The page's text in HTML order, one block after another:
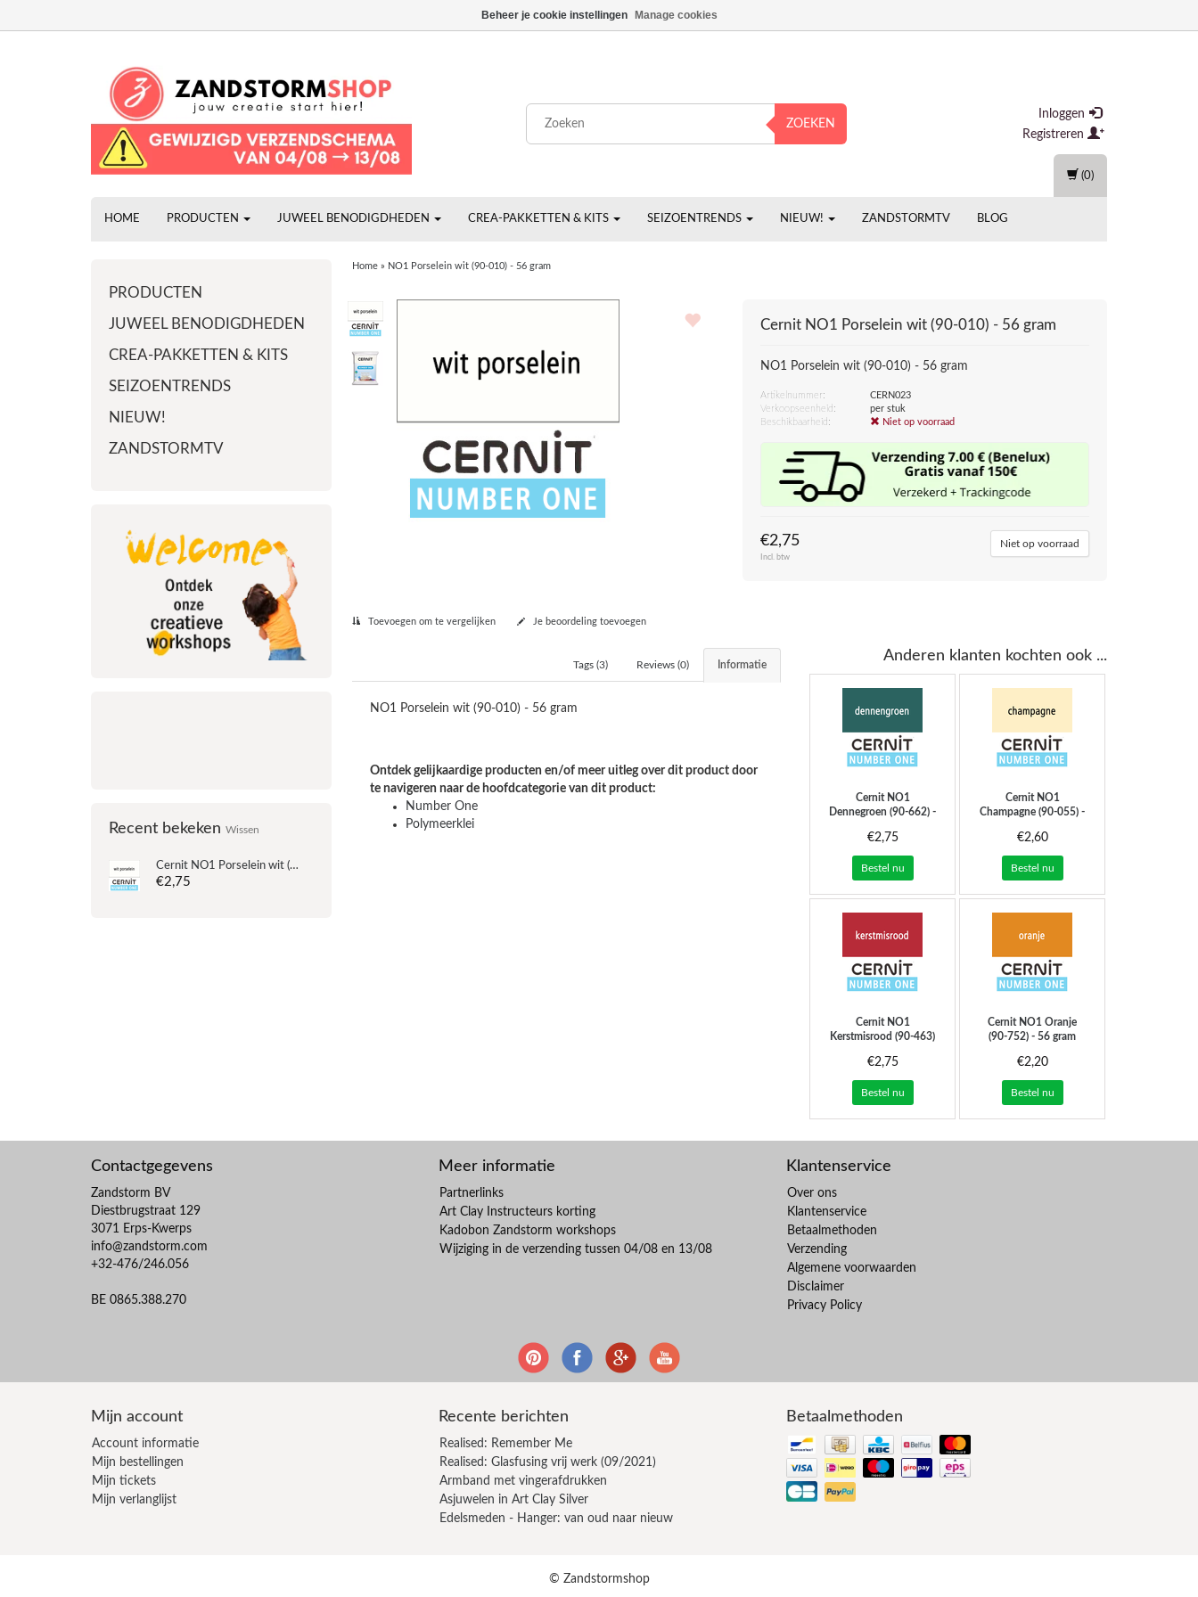
ZOEKEN
Inloggen
Registreren
HOME PRODUCTEN JUWEEL BENODIGDHEDEN CREA-PAKKETTEN & KITS SEIZOENTRENDS NIEUW! ZANDSTORMTV BLOG
(0)
PRODUCTEN
JUWEEL BENODIGDHEDEN
CREA-PAKKETTEN & KITS
SEIZOENTRENDS
NIEUW!
ZANDSTORMTV
Recent bekeken Wissen
Cernit NO1 Porselein wit (90-010) - 56 gram
€2,75
Home» NO1 Porselein wit (90-010) - 56 gram
Cernit NO1 Porselein wit (90-010) - 56 gram
NO1 Porselein wit (90-010) - 56 gram
Artikelnummer:
CERN023
Verkoopseenheid:
per stuk
Beschikbaarheid:
Niet op voorraad
€2,75
Incl. btw
Niet op voorraad
Toevoegen om te vergelijken Je beoordeling toevoegen
Informatie
Reviews (0)
Tags (3)
NO1 Porselein wit (90-010) - 56 gram
Ontdek gelijkaardige producten en/of meer uitleg over dit product door
te navigeren naar de hoofdcategorie van dit product:
Number One
Polymeerklei
Anderen klanten kochten ook ...
CernitNO1
Dennegroen (90-662) -
€2,75
Bestel nu
CernitNO1
Champagne (90-055) -
€2,60
Bestel nu
CernitNO1
Kerstmisrood (90-463)
€2,75
Bestel nu
CernitNO1 Oranje
(90-752) - 56 gram
€2,20
Bestel nu
Contactgegevens
Zandstorm BV
Diestbrugstraat 129
3071 Erps-Kwerps
info@zandstorm.com
+32-476/246.056
BE 0865.388.270
Meer informatie
Partnerlinks
Art Clay Instructeurs korting
Kadobon Zandstorm workshops
Wijziging in de verzending tussen 04/08 en 13/08
Klantenservice
Over ons
Klantenservice
Betaalmethoden
Verzending
Algemene voorwaarden
Disclaimer
Privacy Policy
Mijn account
Account informatie
Mijn bestellingen
Mijn tickets
Mijn verlanglijst
Recente berichten
Realised: Remember Me
Realised: Glasfusing vrij werk (09/2021)
Armband met vingerafdrukken
Asjuwelen in Art Clay Silver
Edelsmeden - Hanger: van oud naar nieuw
Betaalmethoden
© Zandstormshop
Beheer je cookie instellingen Manage cookies